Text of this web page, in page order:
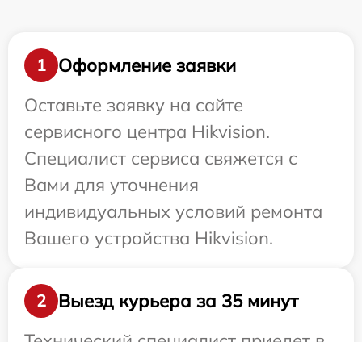
1
Оформление заявки
Оставьте заявку на сайте
сервисного центра Hikvision.
Специалист сервиса свяжется с
Вами для уточнения
индивидуальных условий ремонта
Вашего устройства Hikvision.
2
Выезд курьера за 35 минут